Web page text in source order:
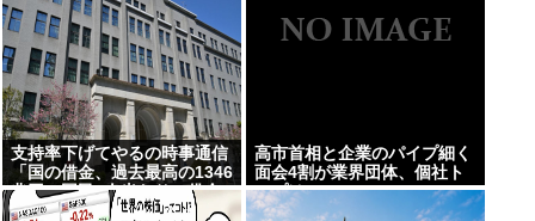
支持率下げてやるの時事通信
「国の借金、過去最高の1346
兆円。国民1人当たりの借金
は約1095万円に」
高市首相と企業のパイプ細く
面会4割が業界団体、個社ト
ップは9%